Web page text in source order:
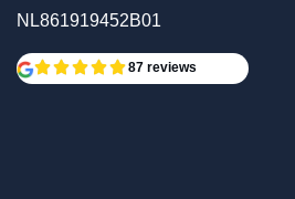
NL861919452B01
87 reviews